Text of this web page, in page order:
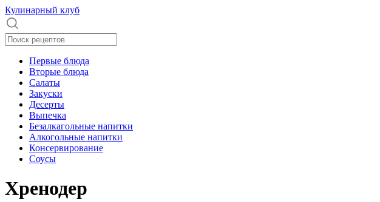
Кулинарный клуб
Первые блюда
Вторые блюда
Салаты
Закуски
Десерты
Выпечка
Безалкагольные напитки
Алкогольные напитки
Консервирование
Соусы
Хренодер